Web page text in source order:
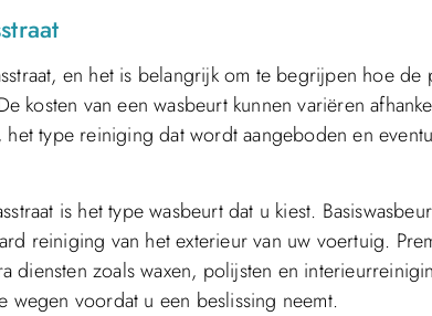
en het is belangrijk om te begrijpen hoe de
kosten van een wasbeurt kunnen variëren
type reiniging dat wordt aangeboden en
is het type wasbeurt dat u kiest.
reiniging van het exterieur van uw voertuig.
diensten zoals waxen, polijsten en
wegen voordat u een beslissing neemt.